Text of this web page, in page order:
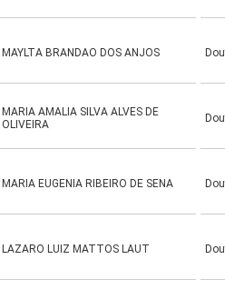
MAYLTA BRANDAO DOS ANJOS
MARIA AMALIA SILVA ALVES DE
OLIVEIRA
MARIA EUGENIA RIBEIRO DE SENA
LAZARO LUIZ MATTOS LAUT